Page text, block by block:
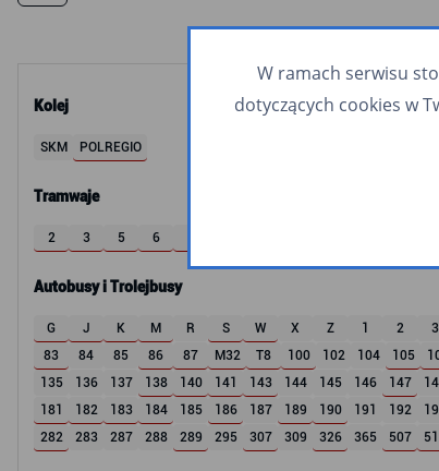
Kolej
SKM POLREGIO
Tramwaje
2 3 5 6
Autobusy i Trolejbusy
G J K M R S W X Z 1 2 3
83
84 85 86 87 M32 T8 100 102 104 105
135
136 137 138 140 141 143 144 145 146 147
181
182 183 184 185 186 187 189 190 191 192
282
283 287 288 289 295 307 309 326 365 507
W ramach serwisu
dotyczących cookies w